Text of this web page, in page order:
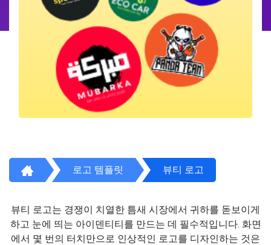
로고 템플릿 뷰티 로고
뷰티 로고는 경쟁이 치열한 틈새 시장에서 귀하를 돋보이게
하고 눈에 띄는 아이덴티티를 만드는 데 필수적입니다. 화면
에서 몇 번의 터치만으로 인상적인 로고를 디자인하는 것은